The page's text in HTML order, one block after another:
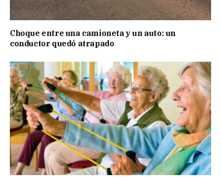
Choque entre una camioneta y un auto: un
conductor quedó atrapado